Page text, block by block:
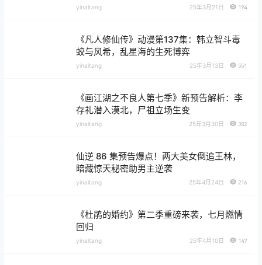
yinaitang 25年3月21日 194
《凡人修仙传》动漫第137集：韩立智斗毒
蛟与风希，乱星海的生死博弈
yinaitang 25年3月13日 551
《画江湖之不良人第七季》新预告解析：李
存礼潜入漠北，尸祖立场生变
yinaitang 25年3月30日 382
仙逆 86 集预告爆点！两大美女倒追王林，
暗藏惊天秘密助男主逆袭
yinaitang 25年4月24日 216
《杜鹃的婚约》第二季重磅来袭，七月燃情
回归
yinaitang 25年4月10日 147